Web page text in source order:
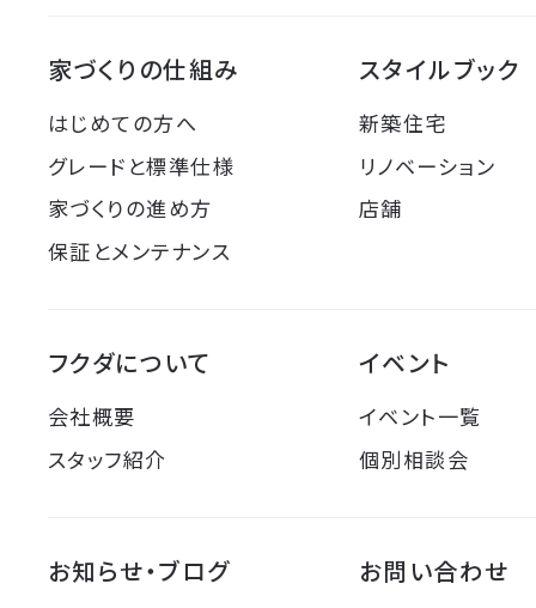
家づくりの仕組み
はじめての方へ
グレードと標準仕様
家づくりの進め方
保証とメンテナンス
スタイルブック
新築住宅
リノベーション
店舗
フクダについて
会社概要
スタッフ紹介
イベント
イベント一覧
個別相談会
お知らせ・ブログ お問い合わせ